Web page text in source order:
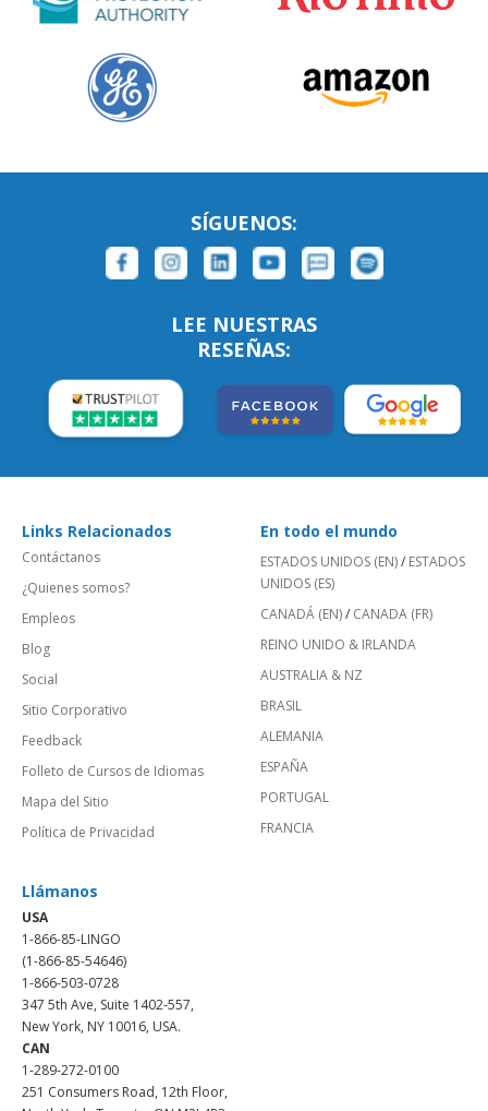
SÍGUENOS:
LEE NUESTRAS
RESEÑAS:
Links Relacionados
Contáctanos
¿Quienes somos?
Empleos
Blog
Social
Sitio Corporativo
Feedback
Folleto de Cursos de Idiomas
Mapa del Sitio
Política de Privacidad
En todo el mundo
ESTADOS UNIDOS (EN)/ ESTADOS
UNIDOS (ES)
CANADÁ (EN)/ CANADA (FR)
REINO UNIDO & IRLANDA
AUSTRALIA & NZ
BRASIL
ALEMANIA
ESPAÑA
PORTUGAL
FRANCIA
Llámanos
USA
1-866-85-LINGO
(1-866-85-54646)
1-866-503-0728
347 5th Ave, Suite 1402-557,
New York, NY 10016, USA.
CAN
1-289-272-0100
251 Consumers Road, 12th Floor,